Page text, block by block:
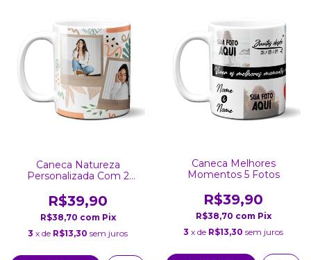
Caneca Natureza
Personalizada Com 2
R$39,90
R$38,70 com Pix
3 x de R$13,30 sem juros
Caneca Melhores
Momentos 5 Fotos
R$39,90
R$38,70 com Pix
3 x de R$13,30 sem juros